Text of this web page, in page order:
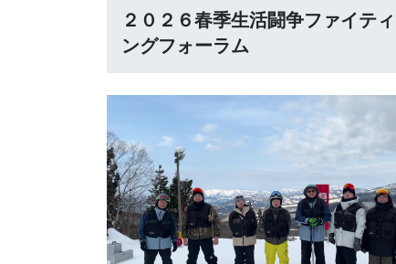
２０２６春季生活闘争ファイティ
ングフォーラム